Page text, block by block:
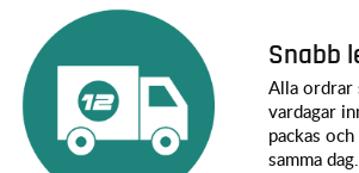
Snabb
Alla ordrar
vardagar
packas
samma dag.